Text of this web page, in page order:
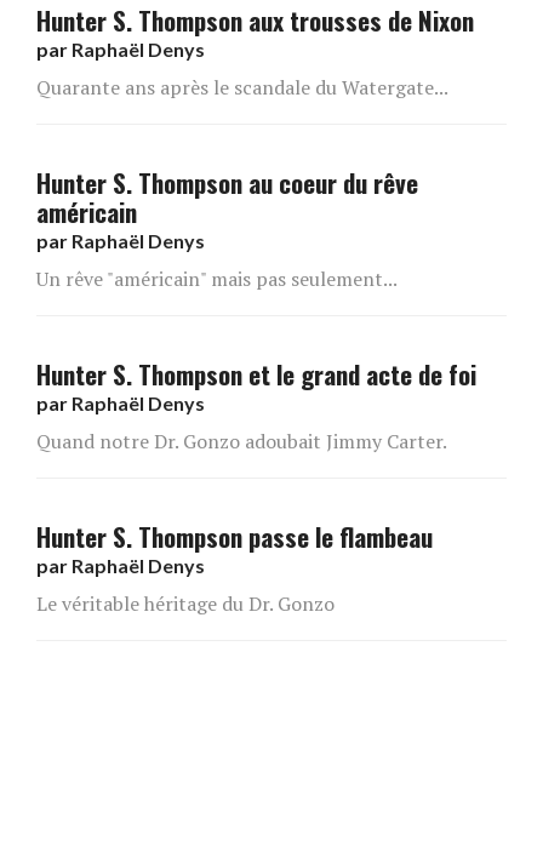
Hunter S. Thompson aux trousses de Nixon
par Raphaël Denys
Quarante ans après le scandale du Watergate...
Hunter S. Thompson au coeur du rêve
américain
par Raphaël Denys
Un rêve "américain" mais pas seulement...
Hunter S. Thompson et le grand acte de foi
par Raphaël Denys
Quand notre Dr. Gonzo adoubait Jimmy Carter.
Hunter S. Thompson passe le flambeau
par Raphaël Denys
Le véritable héritage du Dr. Gonzo